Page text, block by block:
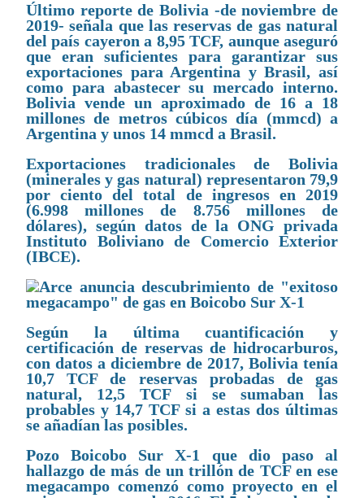
Último reporte de Bolivia -de noviembre de
2019- señala que las reservas de gas natural
del país cayeron a 8,95 TCF, aunque aseguró
que eran suficientes para garantizar sus
exportaciones para Argentina y Brasil, así
como para abastecer su mercado interno.
Bolivia vende un aproximado de 16 a 18
millones de metros cúbicos día (mmcd) a
Argentina y unos 14 mmcd a Brasil.
Exportaciones tradicionales de Bolivia
(minerales y gas natural) representaron 79,9
por ciento del total de ingresos en 2019
(6.998 millones de 8.756 millones de
dólares), según datos de la ONG privada
Instituto Boliviano de Comercio Exterior
(IBCE).
Según la última cuantificación y
certificación de reservas de hidrocarburos,
con datos a diciembre de 2017, Bolivia tenía
10,7 TCF de reservas probadas de gas
natural, 12,5 TCF si se sumaban las
probables y 14,7 TCF si a estas dos últimas
se añadían las posibles.
Pozo Boicobo Sur X-1 que dio paso al
hallazgo de más de un trillón de TCF en ese
megacampo comenzó como proyecto en el